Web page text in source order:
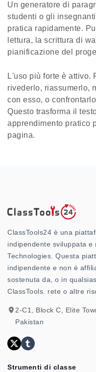
Un generatore di
studenti o gli
pratica rapidamente.
lettura, la scrittura di
pianificazione del
L'uso più forte è attivo.
rivederlo, riassumerlo,
con esso, o
Questo trasforma il
apprendimento pratico
pagina.
ClassTools24 è una
indipendente sviluppata
Technologies. Questa
indipendente e non è
sostenuta da, o in
ClassTools. rete o altre
2-C1, Block C, Elite
Pakistan
Strumenti di classe